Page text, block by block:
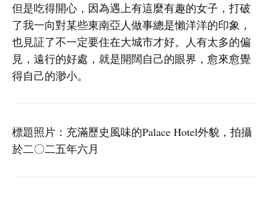
但是吃得開心，因為遇上有這麼有趣的女子，打破
了我一向對某些東南亞人做事總是懶洋洋的印象，
也見証了不一定要住在大城市才好。人有太多的偏
見，遠行的好處，就是開闊自己的眼界，愈來愈覺
得自己的渺小。
標題照片：充滿歷史風味的Palace Hotel外貌，拍攝
於二〇二五年六月